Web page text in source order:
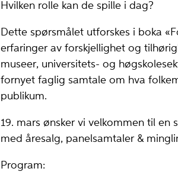
Hvilken rolle kan de spille i dag?
Dette spørsmålet utforskes i boka
erfaringer av forskjellighet og
museer, universitets- og
fornyet faglig samtale om hva
publikum.
19. mars ønsker vi velkommen til en
med åresalg, panelsamtaler &
Program: